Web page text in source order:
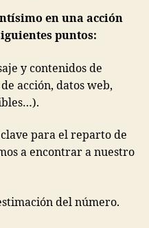
en una acción
puntos:
y contenidos de
acción, datos web,
para el reparto de
a encontrar a nuestro
del número.